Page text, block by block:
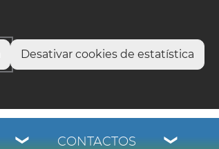
Desativar cookies de estatística
CONTACTOS